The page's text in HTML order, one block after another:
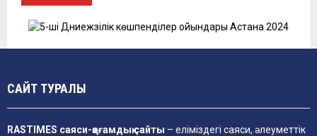
САЙТ ТУРАЛЫ
RASTIMES саяси-қоғамдық сайты – еліміздегі саяси, әлеуметтік